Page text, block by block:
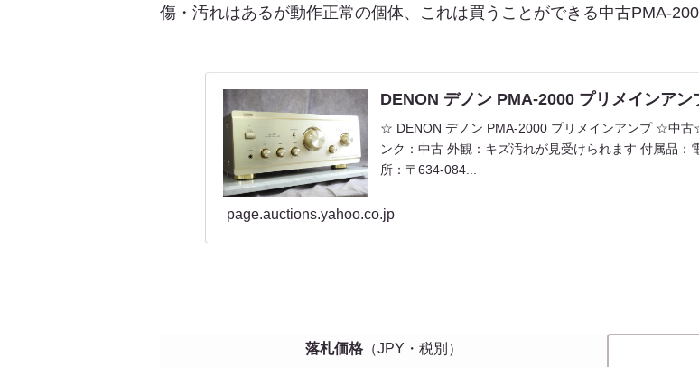
傷・汚れはあるが動作正常の個体、これは買うことができる中古PMA-
DENON デノン PMA-2000 プリメインア
☆ DENON デノン PMA-2000 プリメインアンプ ☆中
ンク：中古 外観：キズ汚れが見受けられます 付属品
所：〒634-084...
page.auctions.yahoo.co.jp
落札価格（JPY・税別）